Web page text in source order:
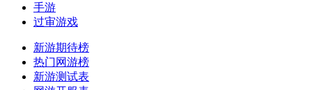
手游
过审游戏
新游期待榜
热门网游榜
新游测试表